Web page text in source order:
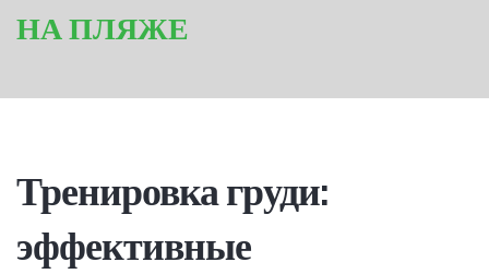
НА ПЛЯЖЕ
Тренировка груди:
эффективные